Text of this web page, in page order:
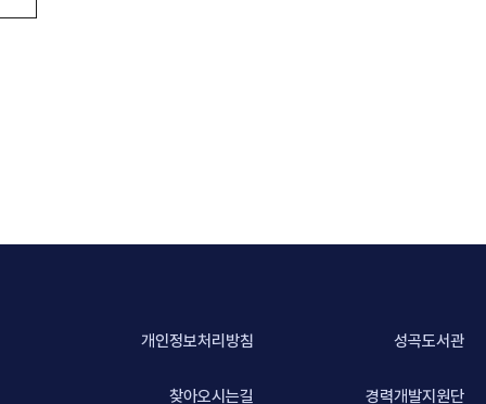
개인정보처리방침 성곡도서관
찾아오시는길 경력개발지원단